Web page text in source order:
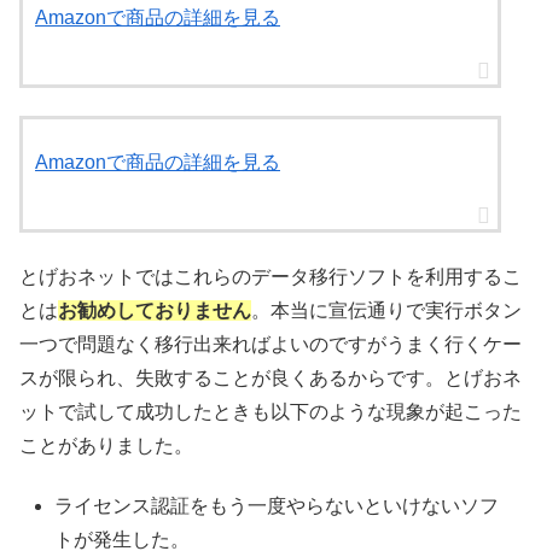
Amazonで商品の詳細を見る
Amazonで商品の詳細を見る
とげおネットではこれらのデータ移行ソフトを利用するこ
とはお勧めしておりません。本当に宣伝通りで実行ボタン
一つで問題なく移行出来ればよいのですがうまく行くケー
スが限られ、失敗することが良くあるからです。とげおネ
ットで試して成功したときも以下のような現象が起こった
ことがありました。
ライセンス認証をもう一度やらないといけないソフ
トが発生した。